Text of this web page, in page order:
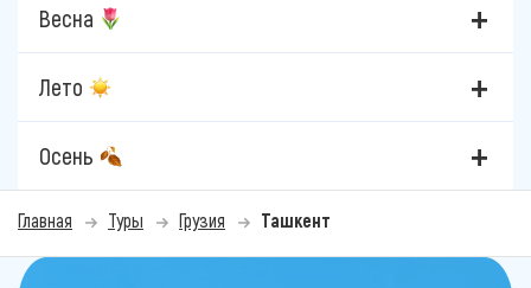
Весна
Лето
Осень
Главная Туры Грузия Ташкент